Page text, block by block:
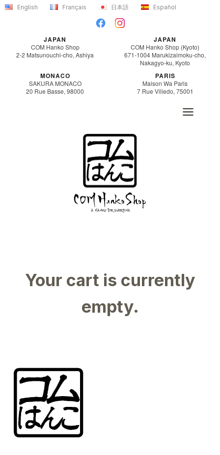
Skip
English Français 日本語 Español
JAPAN
COM Hanko Shop
2-2 Matsunouchi-cho, Ashiya
JAPAN
COM Hanko Shop (Kyoto)
671-1004 Marukizaimoku-cho,
Nakagyo-ku, Kyoto
MONACO
SAKURA MONACO
20 Rue Basse, 98000
PARIS
Maison Wa Paris
7 Rue Villedo, 75001
Your cart is currently
empty.